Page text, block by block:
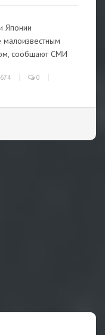
Японии
сообщают СМИ
0